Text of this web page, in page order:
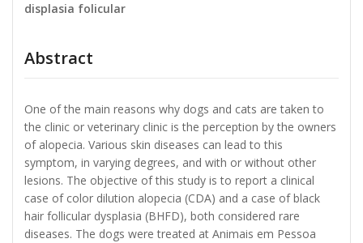
displasia folicular
Abstract
One of the main reasons why dogs and cats are taken to
the clinic or veterinary clinic is the perception by the owners
of alopecia. Various skin diseases can lead to this
symptom, in varying degrees, and with or without other
lesions. The objective of this study is to report a clinical
case of color dilution alopecia (CDA) and a case of black
hair follicular dysplasia (BHFD), both considered rare
diseases. The dogs were treated at Animais em Pessoa